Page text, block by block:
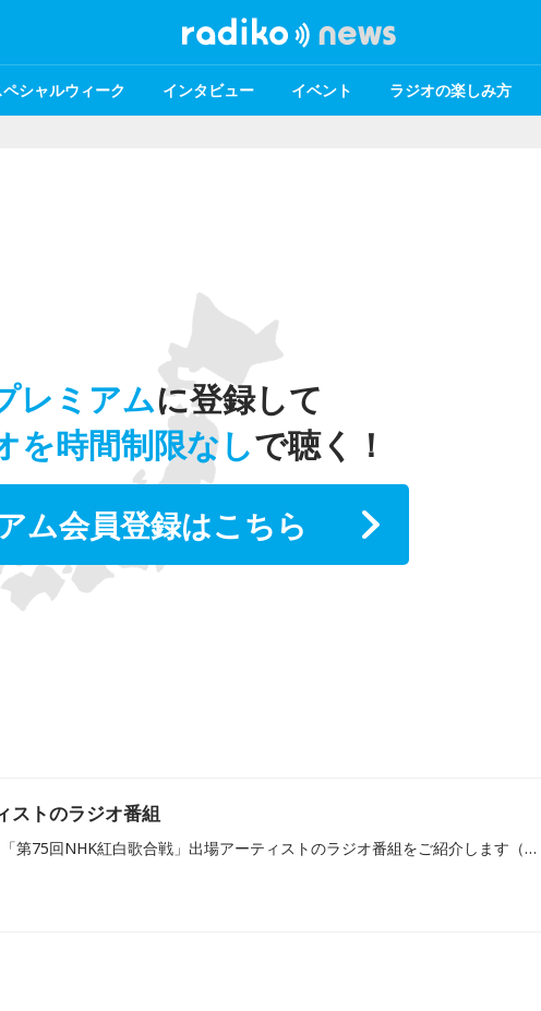
ペシャルウィーク インタビュー イベント ラジオの楽しみ方
レミアムに登録して
を時間制限なしで聴く！
ム会員登録はこちら
ストのラジオ番組
大晦日に放送される「第75回NHK紅白歌合戦」出場アーティストのラジオ番組をご紹介します（※アーティストは50音順）。